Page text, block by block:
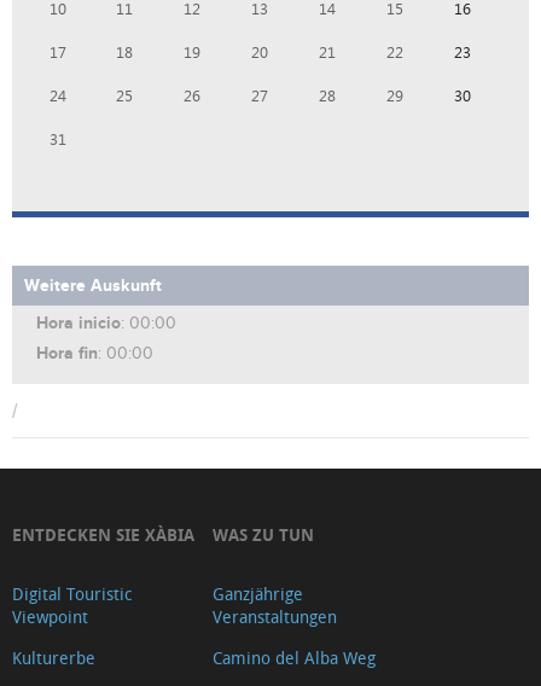
10 11 12 13 14 15 16
17 18 19 20 21 22 23
24 25 26 27 28 29 30
31
Weitere Auskunft
Hora inicio: 00:00
Hora fin: 00:00
/
ENTDECKEN SIE XÀBIA
Digital Touristic
Viewpoint
Kulturerbe
WAS ZU TUN
Ganzjährige
Veranstaltungen
Camino del Alba Weg